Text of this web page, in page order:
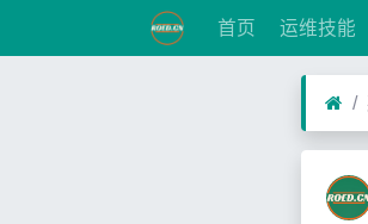
首页 运维技能